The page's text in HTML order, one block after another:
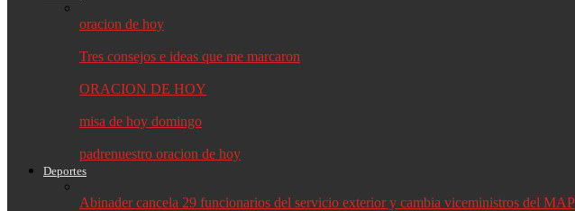
oracion de hoy
Tres consejos e ideas que me marcaron
ORACION DE HOY
misa de hoy domingo
padrenuestro oracion de hoy
Deportes
Abinader cancela 29 funcionarios del servicio exterior y cambia viceministros del MAP